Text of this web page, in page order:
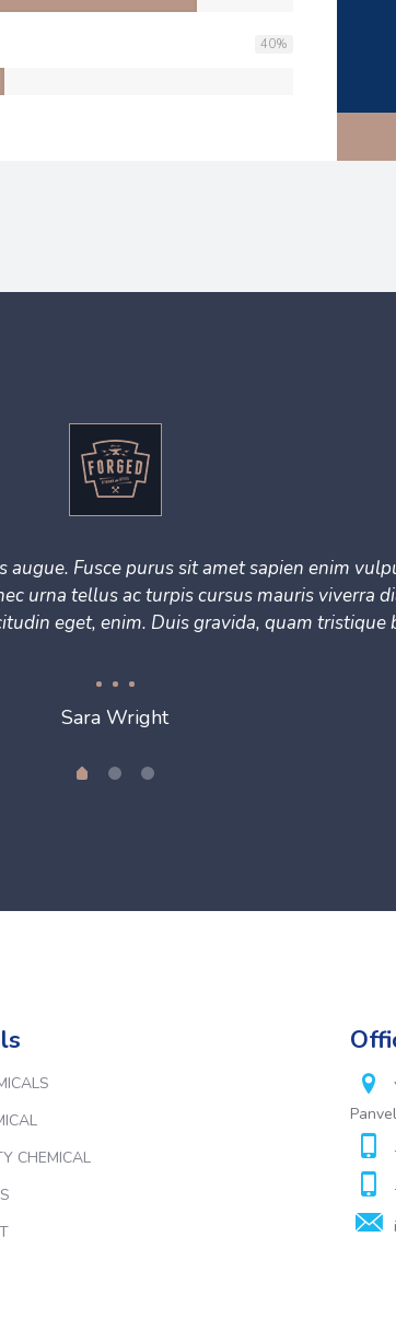
40%
Fusce purus sit amet sapien enim
urna tellus ac turpis cursus mauris viverra
eget, enim. Duis gravida, quam tristique
Sara Wright
CHEMICAL